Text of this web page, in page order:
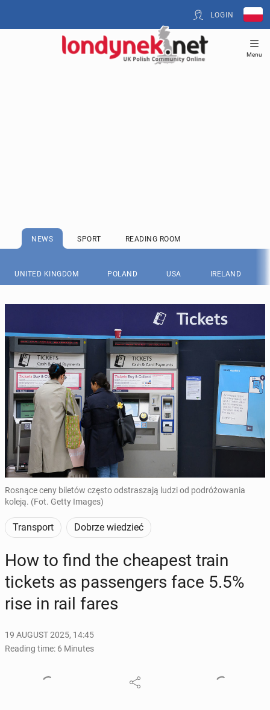
LOGIN
Menu
NEWS SPORT READING ROOM
UNITED KINGDOM POLAND USA IRELAND
Rosnące ceny biletów często odstraszają ludzi od podróżowania
koleją. (Fot. Getty Images)
Transport Dobrze wiedzieć
How to find the cheap­est train
tickets as pas­sen­gers face 5.5%
rise in rail fares
19 AUGUST 2025, 14:45
Reading time: 6 Minutes